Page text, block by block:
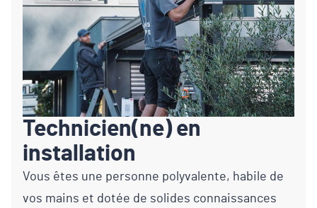
Technicien(ne) en
installation
Vous êtes une personne polyvalente, habile de
vos mains et dotée de solides connaissances